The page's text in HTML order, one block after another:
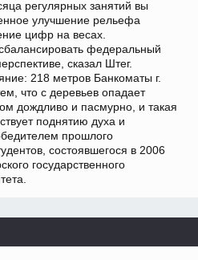
регулярных занятий вы
улучшение рельефа
цифр на весах.
федеральный
сказал Штег.
218 метров Банкоматы г.
что с деревьев опадает
дождливо и пасмурно, и такая
поднятию духа и
прошлого
состоявшегося в 2006
государственного